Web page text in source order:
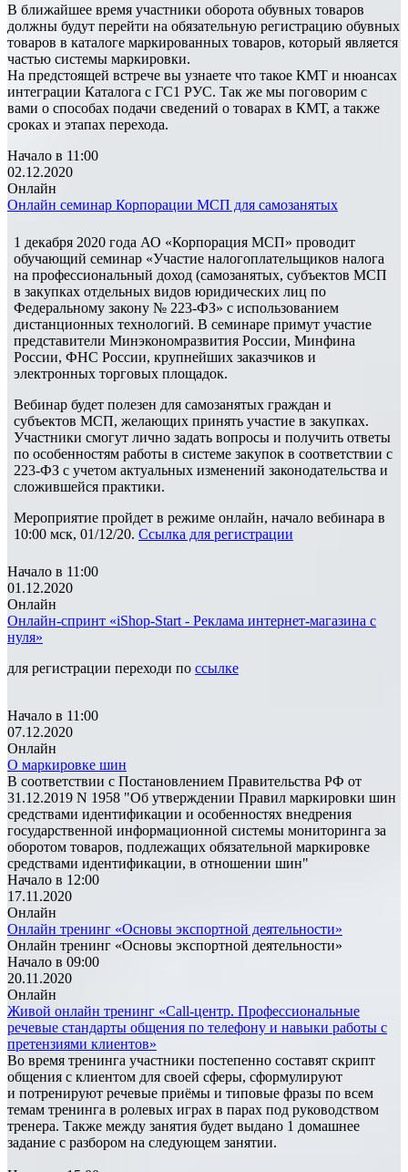
В ближайшее время участники оборота обувных товаров
должны будут перейти на обязательную регистрацию обувных
товаров в каталоге маркированных товаров, который является
частью системы маркировки.
На предстоящей встрече вы узнаете что такое КМТ и нюансах
интеграции Каталога с ГС1 РУС. Так же мы поговорим с
вами о способах подачи сведений о товарах в КМТ, а также
сроках и этапах перехода.
Начало в 11:00
02.12.2020
Онлайн
Онлайн семинар Корпорации МСП для самозанятых
1 декабря 2020 года АО «Корпорация МСП» проводит
обучающий семинар «Участие налогоплательщиков налога
на профессиональный доход (самозанятых, субъектов МСП
в закупках отдельных видов юридических лиц по
Федеральному закону № 223-ФЗ» с использованием
дистанционных технологий. В семинаре примут участие
представители Минэкономразвития России, Минфина
России, ФНС России, крупнейших заказчиков и
электронных торговых площадок.
Вебинар будет полезен для самозанятых граждан и
субъектов МСП, желающих принять участие в закупках.
Участники смогут лично задать вопросы и получить ответы
по особенностям работы в системе закупок в соответствии с
223-ФЗ с учетом актуальных изменений законодательства и
сложившейся практики.
Мероприятие пройдет в режиме онлайн, начало вебинара в
10:00 мск, 01/12/20. Ссылка для регистрации
Начало в 11:00
01.12.2020
Онлайн
Онлайн-спринт «iShop-Start - Реклама интернет-магазина с
нуля»
для регистрации переходи по ссылке
Начало в 11:00
07.12.2020
Онлайн
О маркировке шин
В соответствии с Постановлением Правительства РФ от
31.12.2019 N 1958 "Об утверждении Правил маркировки шин
средствами идентификации и особенностях внедрения
государственной информационной системы мониторинга за
оборотом товаров, подлежащих обязательной маркировке
средствами идентификации, в отношении шин"
Начало в 12:00
17.11.2020
Онлайн
Онлайн тренинг «Основы экспортной деятельности»
Онлайн тренинг «Основы экспортной деятельности»
Начало в 09:00
20.11.2020
Онлайн
Живой онлайн тренинг «Call-центр. Профессиональные
речевые стандарты общения по телефону и навыки работы с
претензиями клиентов»
Во время тренинга участники постепенно составят скрипт
общения с клиентом для своей сферы, сформулируют
и потренируют речевые приёмы и типовые фразы по всем
темам тренинга в ролевых играх в парах под руководством
тренера. Также между занятия будет выдано 1 домашнее
задание с разбором на следующем занятии.